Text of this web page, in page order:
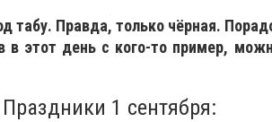
табу. Правда, только чёрная.
в этот день с кого-то пример,
Праздники 1 сентября: